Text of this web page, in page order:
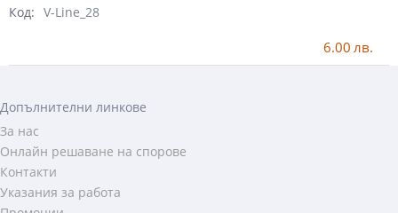
Код: V-Line_28
6.00 лв.
Допълнителни линкове
За нас
Онлайн решаване на спорове
Контакти
Указания за работа